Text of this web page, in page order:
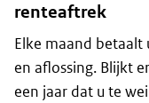
renteaftrek
Elke maand betaalt
en aflossing. Blijkt
een jaar dat u te